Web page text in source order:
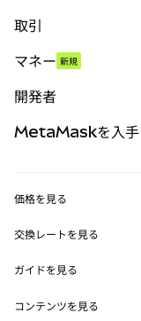
取引
パーペチュアル
RWA
マネー 新規
開発者
MetaMask Connect
Snaps
Web3サービス
MetaMaskを入手
セキュリティ
サポート
価格を見る
イーサリアムの価格
Solanaの価格
交換レートを見る
ETH→USD
USDT→INR
ガイドを見る
ETHの購入
コンテンツを見る